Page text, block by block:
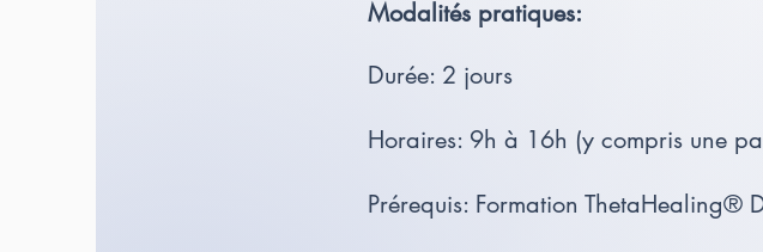
Modalités pratiques:
Durée: 2 jours
Horaires: 9h à 16h (y compris une
Prérequis: Formation ThetaHealing®